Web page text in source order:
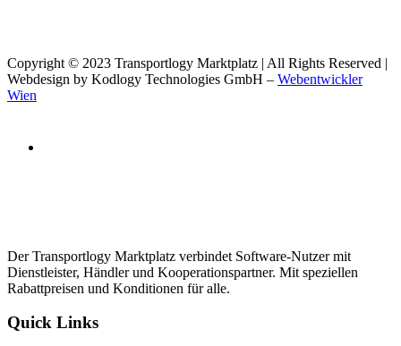
Copyright © 2023 Transportlogy Marktplatz | All Rights Reserved |
Webdesign by Kodlogy Technologies GmbH – Webentwickler
Wien
Der Transportlogy Marktplatz verbindet Software-Nutzer mit
Dienstleister, Händler und Kooperationspartner. Mit speziellen
Rabattpreisen und Konditionen für alle.
Quick Links